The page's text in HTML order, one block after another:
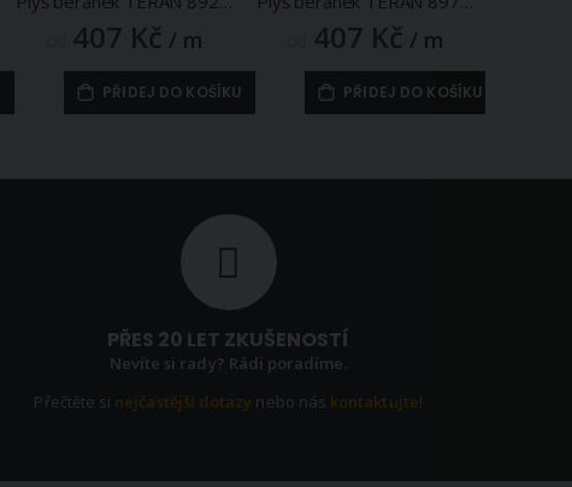
407 Kč / m
PŘIDEJ DO KOŠÍKU
407 Kč / m
PŘIDEJ DO KOŠÍKU
PŘES 20 LET ZKUŠENOSTÍ
Nevíte si rady? Rádi poradíme.
Přečtěte si nejčastější dotazy nebo nás kontaktujte!